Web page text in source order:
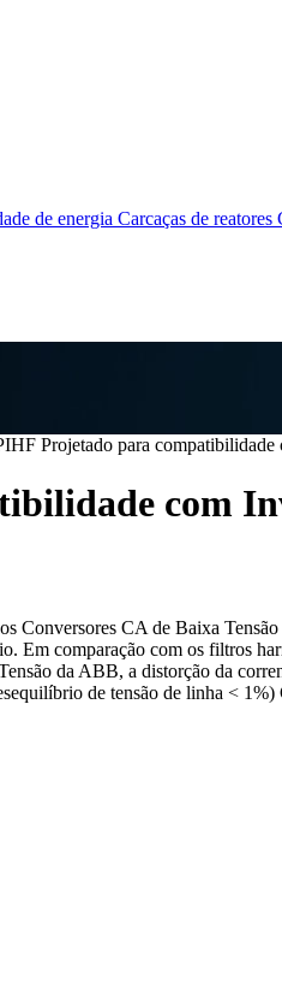
de energia Carcaças de reatores
Projetado para
com
Conversores CA de Baixa
comparação com os filtros
da ABB, a distorção da
de tensão de linha <